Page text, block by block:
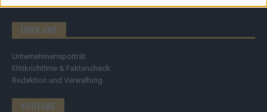
ÜBER UNS
Unternehmensporträt
Ehtikrichtlinie & Faktencheck
Redaktion und Verwaltung
YOUTUBE